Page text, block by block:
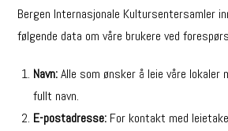
Bergen Internasjonale Kultursentersamler
følgende data om våre brukere ved
Navn:Alle som ønsker å leie våre
fullt navn.
E-postadresse: For kontakt med